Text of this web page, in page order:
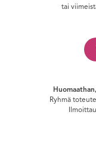
tai
Ryhmä